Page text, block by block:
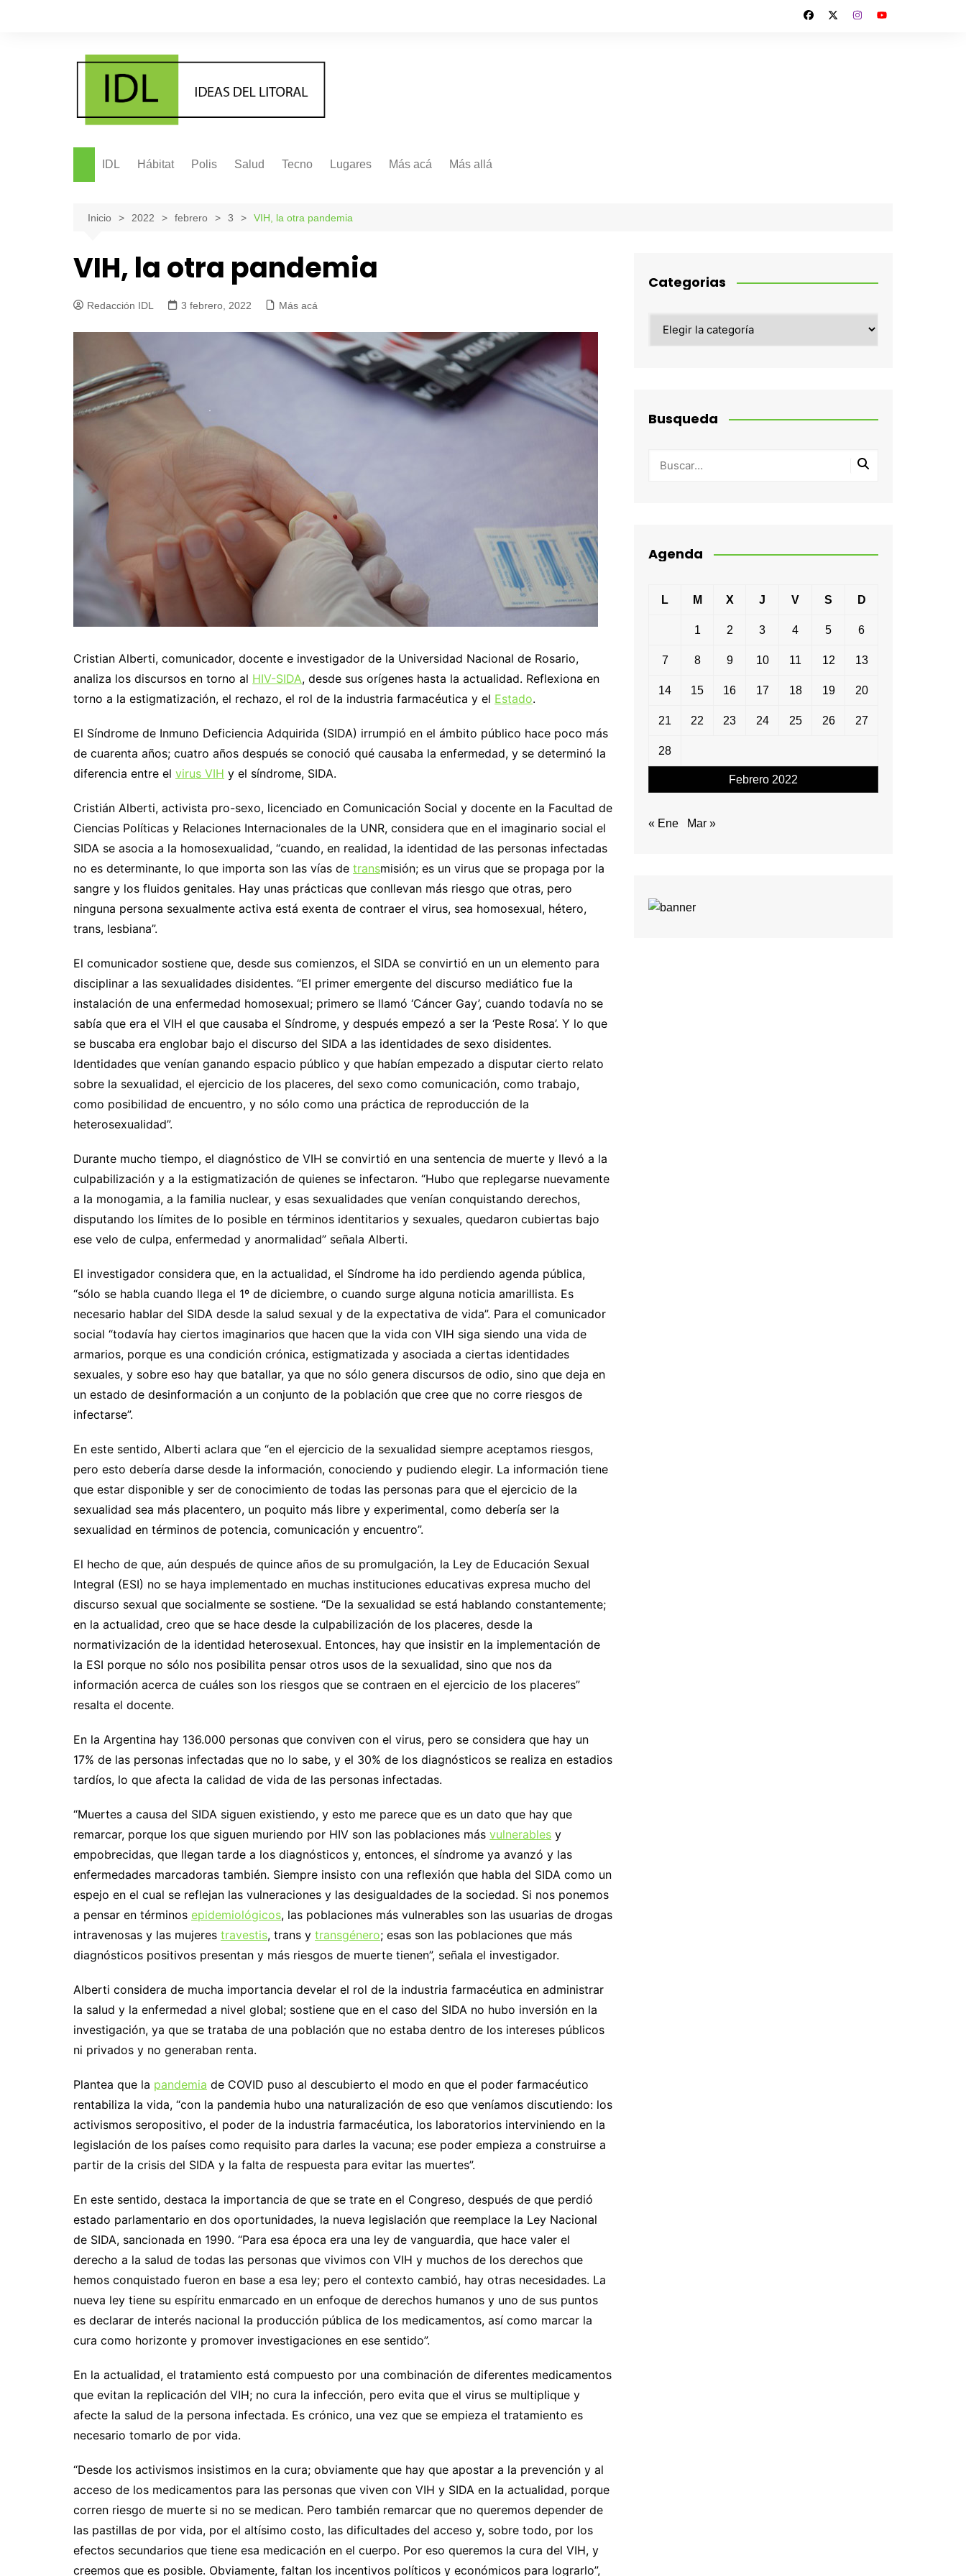
IDL Hábitat Polis Salud Tecno Lugares Más acá Más allá
Inicio 2022 febrero 3 VIH, la otra pandemia
VIH, la otra pandemia
Redacción IDL 3 febrero, 2022 Más acá
Cristian Alberti, comunicador, docente e investigador de la Universidad Nacional de Rosario,
analiza los discursos en torno al HIV-SIDA, desde sus orígenes hasta la actualidad. Reflexiona en
torno a la estigmatización, el rechazo, el rol de la industria farmacéutica y el Estado.
El Síndrome de Inmuno Deficiencia Adquirida (SIDA) irrumpió en el ámbito público hace poco más
de cuarenta años; cuatro años después se conoció qué causaba la enfermedad, y se determinó la
diferencia entre el virus VIH y el síndrome, SIDA.
Cristián Alberti, activista pro-sexo, licenciado en Comunicación Social y docente en la Facultad de
Ciencias Políticas y Relaciones Internacionales de la UNR, considera que en el imaginario social el
SIDA se asocia a la homosexualidad, “cuando, en realidad, la identidad de las personas infectadas
no es determinante, lo que importa son las vías de transmisión; es un virus que se propaga por la
sangre y los fluidos genitales. Hay unas prácticas que conllevan más riesgo que otras, pero
ninguna persona sexualmente activa está exenta de contraer el virus, sea homosexual, hétero,
trans, lesbiana”.
El comunicador sostiene que, desde sus comienzos, el SIDA se convirtió en un un elemento para
disciplinar a las sexualidades disidentes. “El primer emergente del discurso mediático fue la
instalación de una enfermedad homosexual; primero se llamó ‘Cáncer Gay’, cuando todavía no se
sabía que era el VIH el que causaba el Síndrome, y después empezó a ser la ‘Peste Rosa’. Y lo que
se buscaba era englobar bajo el discurso del SIDA a las identidades de sexo disidentes.
Identidades que venían ganando espacio público y que habían empezado a disputar cierto relato
sobre la sexualidad, el ejercicio de los placeres, del sexo como comunicación, como trabajo,
como posibilidad de encuentro, y no sólo como una práctica de reproducción de la
heterosexualidad”.
Durante mucho tiempo, el diagnóstico de VIH se convirtió en una sentencia de muerte y llevó a la
culpabilización y a la estigmatización de quienes se infectaron. “Hubo que replegarse nuevamente
a la monogamia, a la familia nuclear, y esas sexualidades que venían conquistando derechos,
disputando los límites de lo posible en términos identitarios y sexuales, quedaron cubiertas bajo
ese velo de culpa, enfermedad y anormalidad” señala Alberti.
El investigador considera que, en la actualidad, el Síndrome ha ido perdiendo agenda pública,
“sólo se habla cuando llega el 1º de diciembre, o cuando surge alguna noticia amarillista. Es
necesario hablar del SIDA desde la salud sexual y de la expectativa de vida”. Para el comunicador
social “todavía hay ciertos imaginarios que hacen que la vida con VIH siga siendo una vida de
armarios, porque es una condición crónica, estigmatizada y asociada a ciertas identidades
sexuales, y sobre eso hay que batallar, ya que no sólo genera discursos de odio, sino que deja en
un estado de desinformación a un conjunto de la población que cree que no corre riesgos de
infectarse”.
En este sentido, Alberti aclara que “en el ejercicio de la sexualidad siempre aceptamos riesgos,
pero esto debería darse desde la información, conociendo y pudiendo elegir. La información tiene
que estar disponible y ser de conocimiento de todas las personas para que el ejercicio de la
sexualidad sea más placentero, un poquito más libre y experimental, como debería ser la
sexualidad en términos de potencia, comunicación y encuentro”.
El hecho de que, aún después de quince años de su promulgación, la Ley de Educación Sexual
Integral (ESI) no se haya implementado en muchas instituciones educativas expresa mucho del
discurso sexual que socialmente se sostiene. “De la sexualidad se está hablando constantemente;
en la actualidad, creo que se hace desde la culpabilización de los placeres, desde la
normativización de la identidad heterosexual. Entonces, hay que insistir en la implementación de
la ESI porque no sólo nos posibilita pensar otros usos de la sexualidad, sino que nos da
información acerca de cuáles son los riesgos que se contraen en el ejercicio de los placeres”
resalta el docente.
En la Argentina hay 136.000 personas que conviven con el virus, pero se considera que hay un
17% de las personas infectadas que no lo sabe, y el 30% de los diagnósticos se realiza en estadios
tardíos, lo que afecta la calidad de vida de las personas infectadas.
“Muertes a causa del SIDA siguen existiendo, y esto me parece que es un dato que hay que
remarcar, porque los que siguen muriendo por HIV son las poblaciones más vulnerables y
empobrecidas, que llegan tarde a los diagnósticos y, entonces, el síndrome ya avanzó y las
enfermedades marcadoras también. Siempre insisto con una reflexión que habla del SIDA como un
espejo en el cual se reflejan las vulneraciones y las desigualdades de la sociedad. Si nos ponemos
a pensar en términos epidemiológicos, las poblaciones más vulnerables son las usuarias de drogas
intravenosas y las mujeres travestis, trans y transgénero; esas son las poblaciones que más
diagnósticos positivos presentan y más riesgos de muerte tienen”, señala el investigador.
Alberti considera de mucha importancia develar el rol de la industria farmacéutica en administrar
la salud y la enfermedad a nivel global; sostiene que en el caso del SIDA no hubo inversión en la
investigación, ya que se trataba de una población que no estaba dentro de los intereses públicos
ni privados y no generaban renta.
Plantea que la pandemia de COVID puso al descubierto el modo en que el poder farmacéutico
rentabiliza la vida, “con la pandemia hubo una naturalización de eso que veníamos discutiendo: los
activismos seropositivo, el poder de la industria farmacéutica, los laboratorios interviniendo en la
legislación de los países como requisito para darles la vacuna; ese poder empieza a construirse a
partir de la crisis del SIDA y la falta de respuesta para evitar las muertes”.
En este sentido, destaca la importancia de que se trate en el Congreso, después de que perdió
estado parlamentario en dos oportunidades, la nueva legislación que reemplace la Ley Nacional
de SIDA, sancionada en 1990. “Para esa época era una ley de vanguardia, que hace valer el
derecho a la salud de todas las personas que vivimos con VIH y muchos de los derechos que
hemos conquistado fueron en base a esa ley; pero el contexto cambió, hay otras necesidades. La
nueva ley tiene su espíritu enmarcado en un enfoque de derechos humanos y uno de sus puntos
es declarar de interés nacional la producción pública de los medicamentos, así como marcar la
cura como horizonte y promover investigaciones en ese sentido”.
En la actualidad, el tratamiento está compuesto por una combinación de diferentes medicamentos
que evitan la replicación del VIH; no cura la infección, pero evita que el virus se multiplique y
afecte la salud de la persona infectada. Es crónico, una vez que se empieza el tratamiento es
necesario tomarlo de por vida.
“Desde los activismos insistimos en la cura; obviamente que hay que apostar a la prevención y al
acceso de los medicamentos para las personas que viven con VIH y SIDA en la actualidad, porque
corren riesgo de muerte si no se medican. Pero también remarcar que no queremos depender de
las pastillas de por vida, por el altísimo costo, las dificultades del acceso y, sobre todo, por los
efectos secundarios que tiene esa medicación en el cuerpo. Por eso queremos la cura del VIH, y
creemos que es posible. Obviamente, faltan los incentivos políticos y económicos para lograrlo”,
Categorias
Busqueda
Agenda
Febrero 2022
L M X J V S D
1 2 3 4 5 6
7 8 9 10 11 12 13
14 15 16 17 18 19 20
21 22 23 24 25 26 27
28
« Ene Mar »